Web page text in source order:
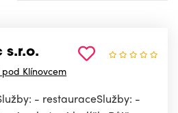
s.r.o.
pod Klínovcem
- restauraceSlužby: -